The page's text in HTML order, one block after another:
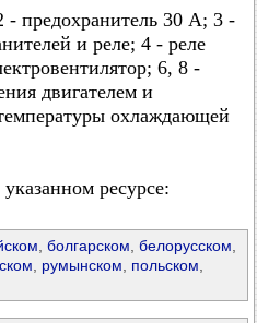
- предохранитель 30 А; 3 -
и реле; 4 - реле
6, 8 -
двигателем и
охлаждающей
ресурсе:
болгарском белорусском
румынском польском